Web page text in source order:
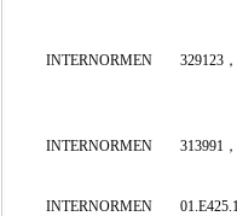
INTERNORMEN 329123
INTERNORMEN 313991
INTERNORMEN